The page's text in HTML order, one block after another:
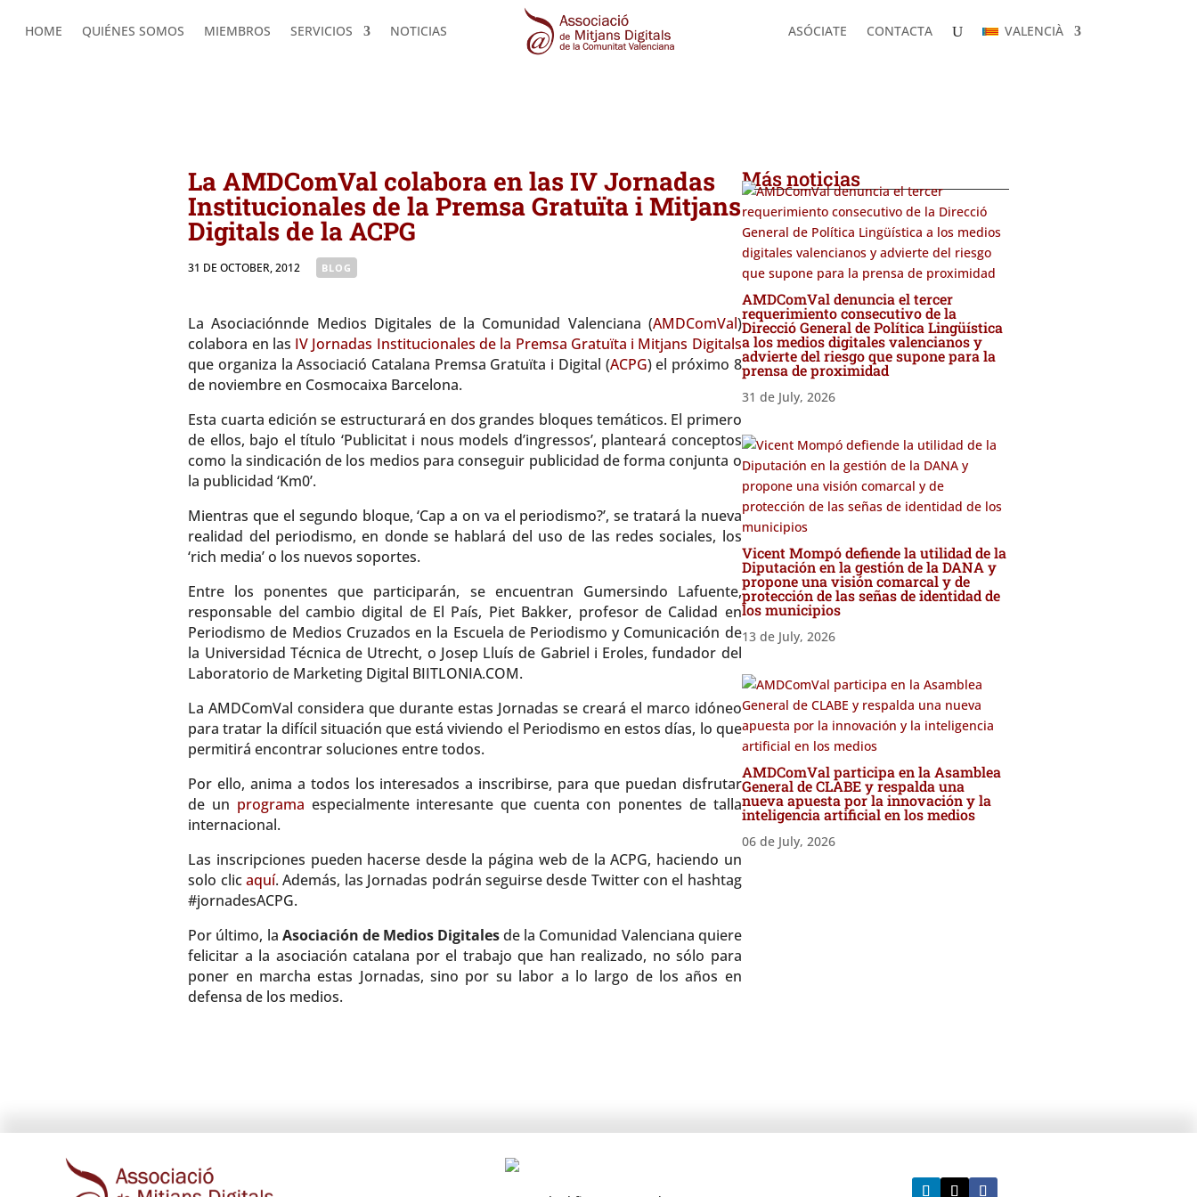
HOME QUIÉNES SOMOS MIEMBROS SERVICIOS NOTICIAS ASÓCIATE CONTACTA
VALENCIÀ
AMDComVal » La AMDComVal colabora en las IV Jornadas Institucionales de la Premsa Gratuïta i Mitjans Digitals de la ACPG
La AMDComVal colabora en las IV Jornadas
Institucionales de la Premsa Gratuïta i Mitjans
Digitals de la ACPG
31 DE OCTOBER, 2012 BLOG
La Asociaciónnde Medios Digitales de la Comunidad Valenciana (AMDComVal)
colabora en las IV Jornadas Institucionales de la Premsa Gratuïta i Mitjans Digitals
que organiza la Associació Catalana Premsa Gratuïta i Digital (ACPG) el próximo 8
de noviembre en Cosmocaixa Barcelona.
Esta cuarta edición se estructurará en dos grandes bloques temáticos. El primero
de ellos, bajo el título ‘Publicitat i nous models d’ingressos’, planteará conceptos
como la sindicación de los medios para conseguir publicidad de forma conjunta o
la publicidad ‘Km0’.
Mientras que el segundo bloque, ‘Cap a on va el periodismo?’, se tratará la nueva
realidad del periodismo, en donde se hablará del uso de las redes sociales, los
‘rich media’ o los nuevos soportes.
Entre los ponentes que participarán, se encuentran Gumersindo Lafuente,
responsable del cambio digital de El País, Piet Bakker, profesor de Calidad en
Periodismo de Medios Cruzados en la Escuela de Periodismo y Comunicación de
la Universidad Técnica de Utrecht, o Josep Lluís de Gabriel i Eroles, fundador del
Laboratorio de Marketing Digital BIITLONIA.COM.
La AMDComVal considera que durante estas Jornadas se creará el marco idóneo
para tratar la difícil situación que está viviendo el Periodismo en estos días, lo que
permitirá encontrar soluciones entre todos.
Por ello, anima a todos los interesados a inscribirse, para que puedan disfrutar
de un programa especialmente interesante que cuenta con ponentes de talla
internacional.
Las inscripciones pueden hacerse desde la página web de la ACPG, haciendo un
solo clicaquí. Además, las Jornadas podrán seguirse desde Twitter con el hashtag
#jornadesACPG.
Por último, la Asociación de Medios Digitalesde la Comunidad Valenciana quiere
felicitar a la asociación catalana por el trabajo que han realizado, no sólo para
poner en marcha estas Jornadas, sino por su labor a lo largo de los años en
defensa de los medios.
Más noticias
AMDComVal denuncia el tercer
requerimiento consecutivo de la
Direcció General de Política Lingüística
a los medios digitales valencianos y
advierte del riesgo que supone para la
prensa de proximidad
31 de July, 2026
Vicent Mompó defiende la utilidad de la
Diputación en la gestión de la DANA y
propone una visión comarcal y de
protección de las señas de identidad de
los municipios
13 de July, 2026
AMDComVal participa en la Asamblea
General de CLABE y respalda una
nueva apuesta por la innovación y la
inteligencia artificial en los medios
06 de July, 2026